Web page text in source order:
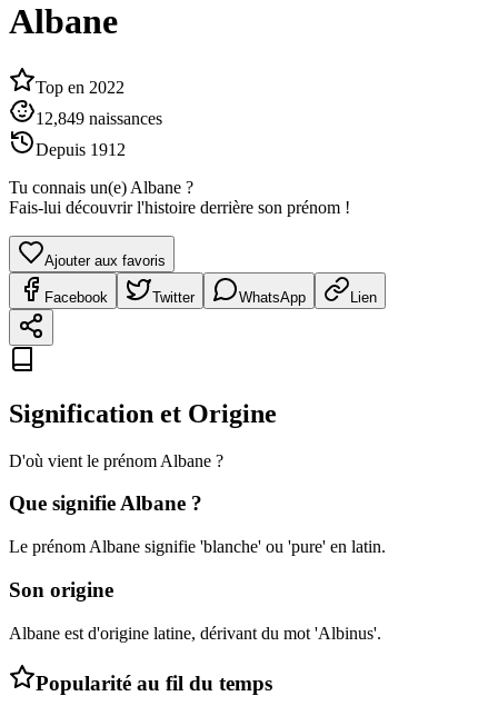
Albane
Top en 2022
12,849 naissances
Depuis 1912
Tu connais un(e) Albane ?
Fais-lui découvrir l'histoire derrière son prénom !
Ajouter aux favoris
Facebook Twitter WhatsApp Lien
Signification et Origine
D'où vient le prénom Albane ?
Que signifieAlbane ?
Le prénom Albane signifie 'blanche' ou 'pure' en latin.
Son origine
Albane est d'origine latine, dérivant du mot 'Albinus'.
Popularité au fil du temps